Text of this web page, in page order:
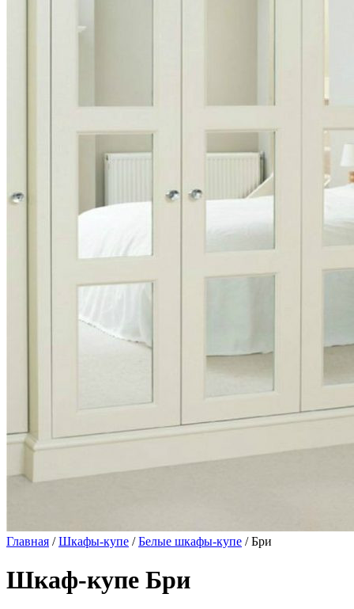
Главная /Шкафы-купе /Белые шкафы-купе / Бри
Шкаф-купе Бри